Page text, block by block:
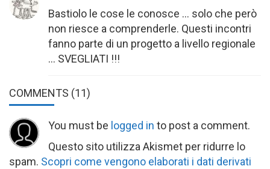
Bastiolo le cose le conosce … solo che però
non riesce a comprenderle. Questi incontri
fanno parte di un progetto a livello regionale
… SVEGLIATI !!!
COMMENTS (11)
You must be logged in to post a comment.
Questo sito utilizza Akismet per ridurre lo
spam. Scopri come vengono elaborati i dati derivati